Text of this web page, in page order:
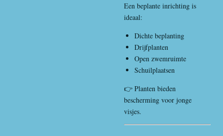
Een beplante inrichting is
ideaal:
Dichte beplanting
Drijfplanten
Open zwemruimte
Schuilplaatsen
👉 Planten bieden
bescherming voor jonge
visjes.